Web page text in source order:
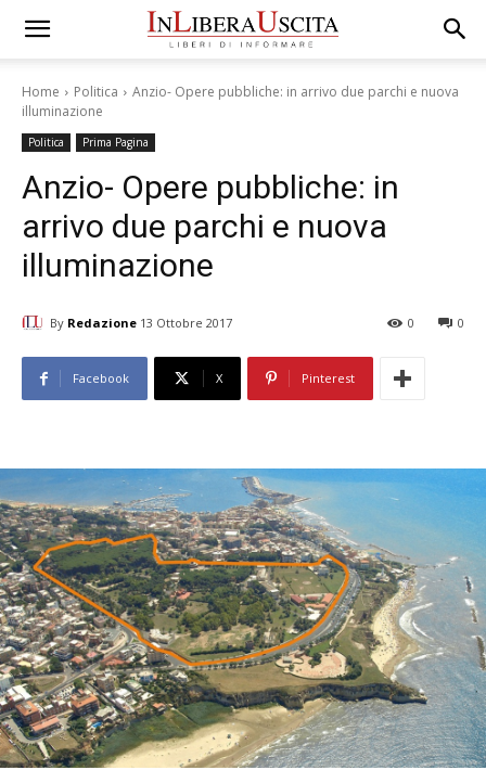
Home Politica
Anzio- Opere pubbliche: in arrivo due parchi e nuova
illuminazione
Politica Prima Pagina
Anzio- Opere pubbliche: in
arrivo due parchi e nuova
illuminazione
By Redazione 13 Ottobre 2017 0
0
Facebook X Pinterest